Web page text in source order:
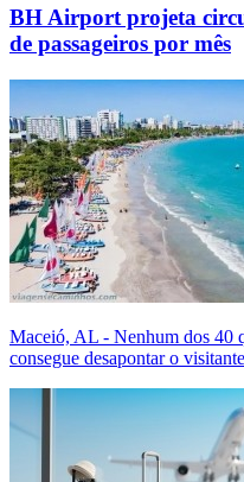
BH Airport projeta
de passageiros por mês
Maceió, AL - Nenhum dos 40
consegue desapontar o